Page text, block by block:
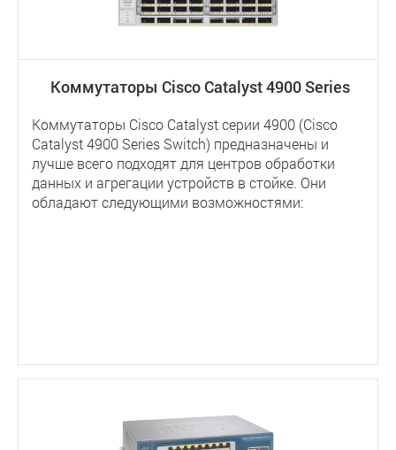
Коммутаторы Cisco Catalyst 4900 Series
Коммутаторы Cisco Catalyst серии 4900 (Cisco
Catalyst 4900 Series Switch) предназначены и
лучше всего подходят для центров обработки
данных и агрегации устройств в стойке. Они
обладают следующими возможностями: